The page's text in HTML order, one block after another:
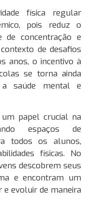
física regular
pois reduz o
de concentração e
de desafios
anos, o incentivo à
se torna ainda
saúde mental e
papel crucial na
espaços de
todos os alunos,
físicas. No
descobrem seus
e encontram um
e evoluir de maneira